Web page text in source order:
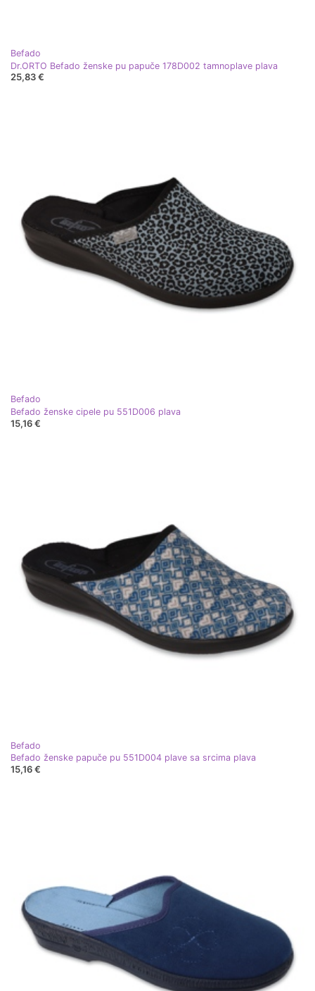
Befado
Dr.ORTO Befado ženske pu papuče 178D002 tamnoplave plava
25,83 €
Befado
Befado ženske cipele pu 551D006 plava
15,16 €
Befado
Befado ženske papuče pu 551D004 plave sa srcima plava
15,16 €